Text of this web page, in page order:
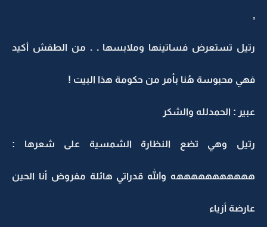
رتيل تستعرض فساتينها وملابسها . . من الطفش أكيد
فهي محبوسة هُنا بأمر من حكومة هذا البيت !
عبير : الحمدلله والشكر
رتيل وهي تضع النظارة الشمسية على شعرها :
هههههههههههه والله قدراتي هائلة مفروض أنا الحين
عارضة أزياء